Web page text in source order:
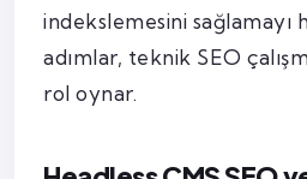
indekslemesini sağlamayı
adımlar, teknik SEO
rol oynar.